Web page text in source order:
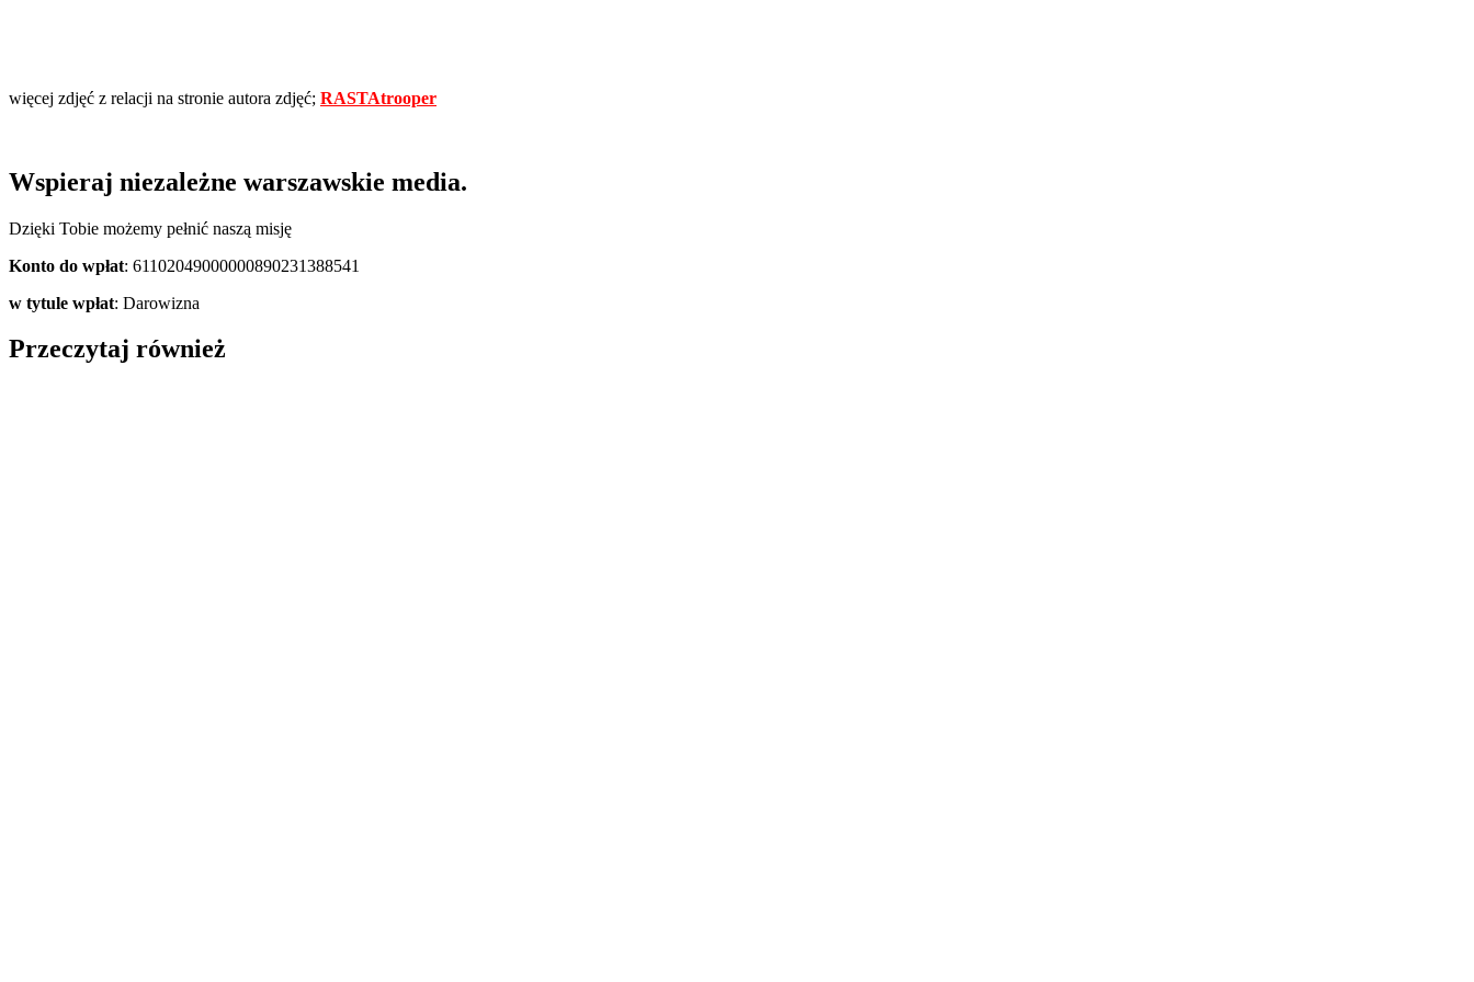
więcej zdjęć z relacji na stronie autora zdjęć; RASTAtrooper
Wspieraj niezależne warszawskie media.
Dzięki Tobie możemy pełnić naszą misję
Konto do wpłat: 61102049000000890231388541
w tytule wpłat: Darowizna
Przeczytaj również